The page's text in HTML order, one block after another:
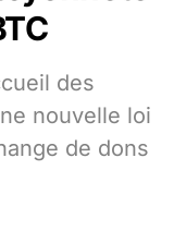
des
nouvelle loi
de dons